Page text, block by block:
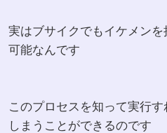
実はブサイクでもイケメン
可能なんです
このプロセスを知って実行
しまうことができるのです